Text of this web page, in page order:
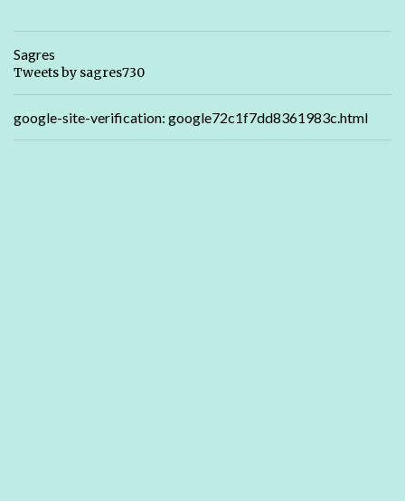
Sagres
Tweets by sagres730
google-site-verification: google72c1f7dd8361983c.html